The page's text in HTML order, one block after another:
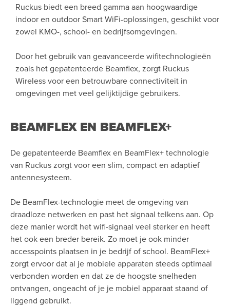
Ruckus biedt een breed gamma aan hoogwaardige
indoor en outdoor Smart WiFi-oplossingen, geschikt voor
zowel KMO-, school- en bedrijfsomgevingen.
Door het gebruik van geavanceerde wifitechnologieën
zoals het gepatenteerde Beamflex, zorgt Ruckus
Wireless voor een betrouwbare connectiviteit in
omgevingen met veel gelijktijdige gebruikers.
BEAMFLEX EN BEAMFLEX+
De gepatenteerde Beamflex en BeamFlex+ technologie
van Ruckus zorgt voor een slim, compact en adaptief
antennesysteem.
De BeamFlex-technologie meet de omgeving van
draadloze netwerken en past het signaal telkens aan. Op
deze manier wordt het wifi-signaal veel sterker en heeft
het ook een breder bereik. Zo moet je ook minder
accesspoints plaatsen in je bedrijf of school. BeamFlex+
zorgt ervoor dat al je mobiele apparaten steeds optimaal
verbonden worden en dat ze de hoogste snelheden
ontvangen, ongeacht of je je mobiel apparaat staand of
liggend gebruikt.